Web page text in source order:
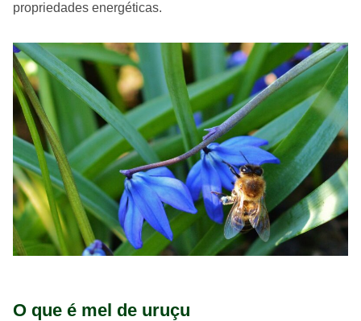
propriedades energéticas.
O que é mel de uruçu